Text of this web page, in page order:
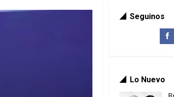
Seguinos
Lo Nuevo